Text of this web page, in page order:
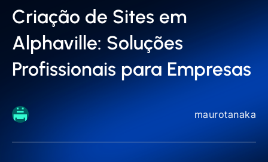
Criação de Sites em
Alphaville: Soluções
Profissionais para Empresas
maurotanaka